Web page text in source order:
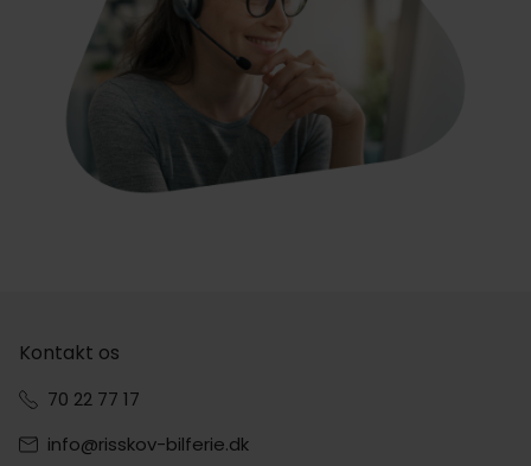
Kontakt os
70 22 77 17
info@risskov-bilferie.dk